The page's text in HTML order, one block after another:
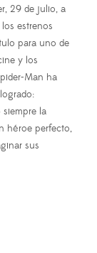
29 de julio, a
estrenos
para uno de
y los
Man ha
la
héroe perfecto,
sus